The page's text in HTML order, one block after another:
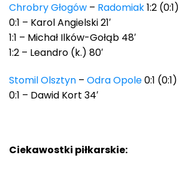
Chrobry Głogów – Radomiak1:2 (0:1)
0:1 – Karol Angielski 21′
1:1 – Michał Ilków-Gołąb 48′
1:2 – Leandro (k.) 80′
Stomil Olsztyn – Odra Opole0:1 (0:1)
0:1 – Dawid Kort 34′
Ciekawostki piłkarskie: